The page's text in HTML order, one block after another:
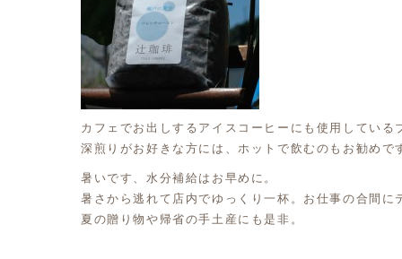
カフェでお出しするアイスコーヒーにも使用している
深煎りがお好きな方には、ホットで飲むのもお勧めで
暑いです、水分補給はお早めに。
暑さから逃れて店内でゆっくり一杯。お仕事の合間に
夏の贈り物や帰省の手土産にも是非。